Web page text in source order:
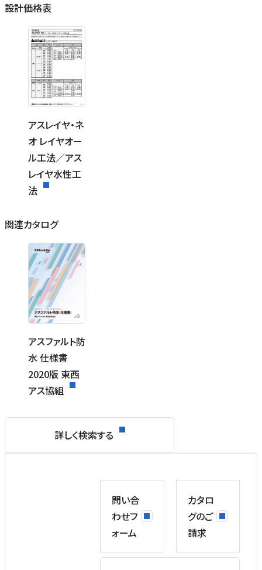
設計価格表
アスレイヤ・ネ
オ レイヤオー
ル工法／アス
レイヤ水性工
法
関連カタログ
アスファルト防
水 仕様書
2020版 東西
アス協組
詳しく検索する
問い合
わせフ
ォーム
カタロ
グのご
請求